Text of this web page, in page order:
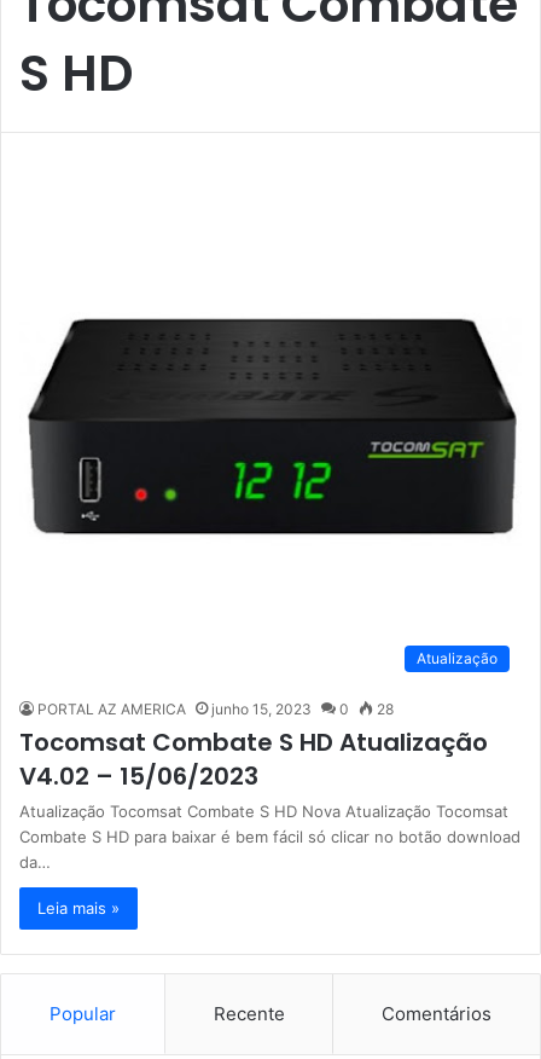
S HD
Atualização
PORTAL AZ AMERICA junho 15, 2023 0 28
Tocomsat Combate S HD Atualização
V4.02 – 15/06/2023
Atualização Tocomsat Combate S HD Nova Atualização Tocomsat
Combate S HD para baixar é bem fácil só clicar no botão download
da…
Leia mais »
Popular Recente Comentários